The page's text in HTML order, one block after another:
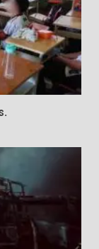
que
de la
ESTADO
Y LA
DE
DE LA